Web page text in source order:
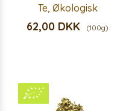
Te, Økologisk
62,00 DKK (100g)